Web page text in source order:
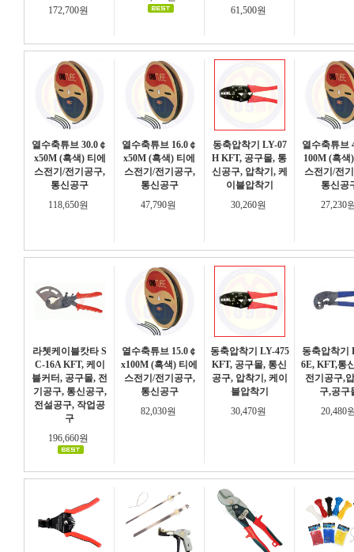
172,700원
61,500원
열수축튜브 30.0￠
x50M (흑색) 티에
스전기/전기공구,
통신공구
118,650원
열수축튜브 16.0￠
x50M (흑색) 티에
스전기/전기공구,
통신공구
47,790원
동축압착기 LY-07
H KFT, 공구몰, 통
신공구, 압착기, 케
이블압착기
30,260원
열수축튜브
100M (흑색
스전기/전
통신공
27,230
라쳇케이블캇타 S
C-16A KFT, 케이
블커터, 공구몰, 전
기공구, 통신공구,
전설공구, 작업공
구
196,660원
열수축튜브 15.0￠
x100M (흑색) 티에
스전기/전기공구,
통신공구
82,030원
동축압착기 LY-475
KFT, 공구몰, 통신
공구, 압착기, 케이
블압착기
30,470원
동축압착기
6E, KFT,통
전기공구,
구,공구
20,480